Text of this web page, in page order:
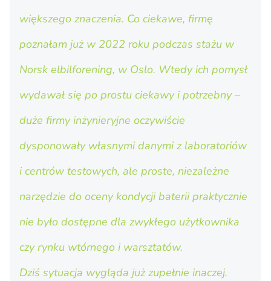
większego znaczenia. Co ciekawe, firmę
poznałam już w 2022 roku podczas stażu w
Norsk elbilforening, w Oslo. Wtedy ich pomysł
wydawał się po prostu ciekawy i potrzebny –
duże firmy inżynieryjne oczywiście
dysponowały własnymi danymi z laboratoriów
i centrów testowych, ale proste, niezależne
narzędzie do oceny kondycji baterii praktycznie
nie było dostępne dla zwykłego użytkownika
czy rynku wtórnego i warsztatów.
Dziś sytuacja wygląda już zupełnie inaczej.